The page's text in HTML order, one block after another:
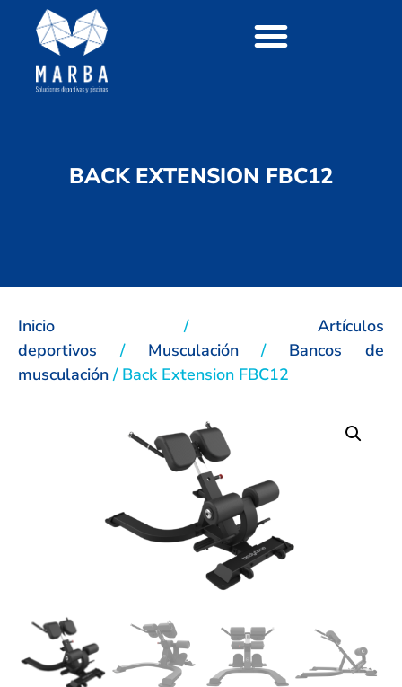
BACK EXTENSION FBC12
Inicio / Artículos
deportivos / Musculación/ Bancos de
musculación/ Back Extension FBC12